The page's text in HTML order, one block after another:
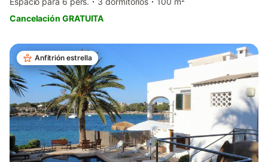
Cancelación GRATUITA
Anfitrión estrella